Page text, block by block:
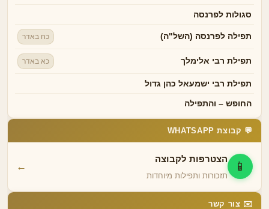
סגולות לפרנסה
תפילה לפרנסה (השל"ה) כח באדר
תפילת רבי אלימלך כא באדר
תפילת רבי ישמעאל כהן גדול
החופש – והתפילה
💬 קבוצת WHATSAPP
📱
הצטרפות לקבוצה
תזכורות ותפילות מיוחדות
←
✉️ צור קשר